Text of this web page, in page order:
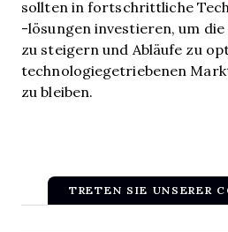
sollten in fortschrittliche
-lösungen investieren, um
zu steigern und Abläufe zu
technologiegetriebenen
zu bleiben.
TRETEN SIE UNSERER